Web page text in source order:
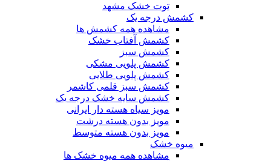
توت خشک مشهد
کشمش درجه یک
مشاهده همه کشمش ها
کشمش آفتاب خشک
کشمش سبز
کشمش پلویی مشکی
کشمش پلویی طلایی
کشمش سبز قلمی کاشمر
کشمش سایه خشک درجه یک
مویز سیاه هسته دار ایرانی
مویز بدون هسته درشت
مویز بدون هسته متوسط
میوه خشک
مشاهده همه میوه خشک ها